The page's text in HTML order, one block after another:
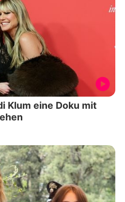
Klum eine Doku mit